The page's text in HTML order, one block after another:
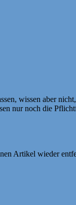
wissen aber
nur noch die
Artikel wieder